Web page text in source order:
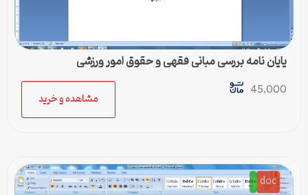
پایان نامه بررسی مبانی فقهی و حقوق امور ورزشی
45,000
مشاهده و خرید
doc